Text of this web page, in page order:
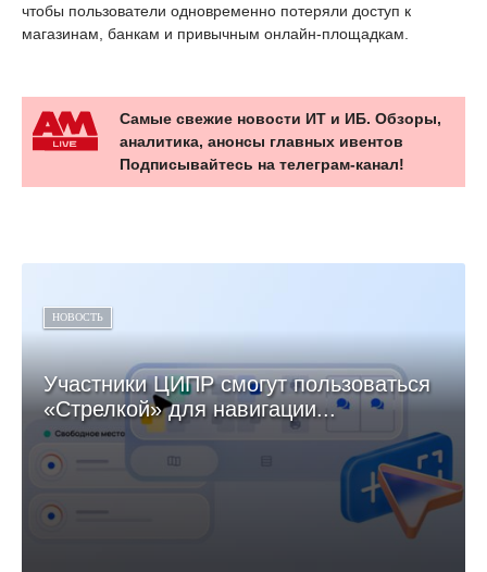
чтобы пользователи одновременно потеряли доступ к
магазинам, банкам и привычным онлайн-площадкам.
Самые свежие новости ИТ и ИБ. Обзоры,
аналитика, анонсы главных ивентов
Подписывайтесь на телеграм-канал!
НОВОСТЬ
Участники ЦИПР смогут пользоваться
«Стрелкой» для навигации...